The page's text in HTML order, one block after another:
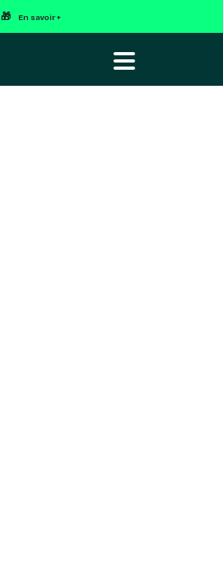
En savoir +